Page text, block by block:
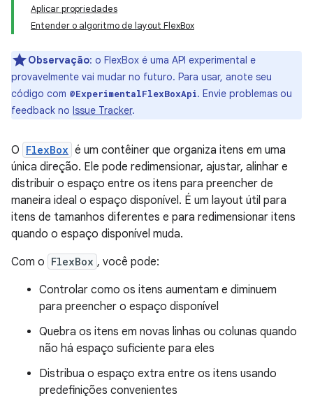
Aplicar propriedades
Entender o algoritmo de layout FlexBox
Observação: o FlexBox é uma API experimental e
provavelmente vai mudar no futuro. Para usar, anote seu
código com @ExperimentalFlexBoxApi. Envie problemas ou
feedback no Issue Tracker.
O FlexBox é um contêiner que organiza itens em uma
única direção. Ele pode redimensionar, ajustar, alinhar e
distribuir o espaço entre os itens para preencher de
maneira ideal o espaço disponível. É um layout útil para
itens de tamanhos diferentes e para redimensionar itens
quando o espaço disponível muda.
Com o FlexBox , você pode:
Controlar como os itens aumentam e diminuem
para preencher o espaço disponível
Quebra os itens em novas linhas ou colunas quando
não há espaço suficiente para eles
Distribua o espaço extra entre os itens usando
predefinições convenientes